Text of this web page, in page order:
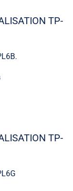
TP-
TP-